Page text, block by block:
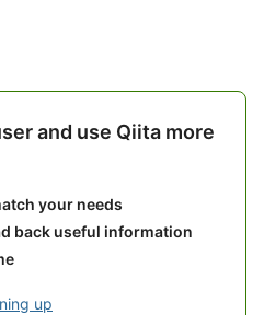
and use Qiita more
your needs
back useful information
up